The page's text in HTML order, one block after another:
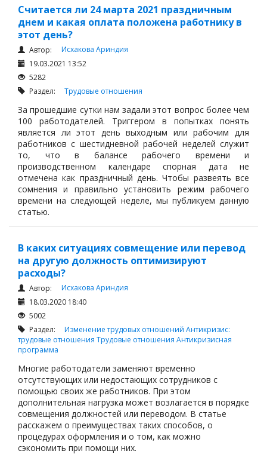
Считается ли 24 марта 2021 праздничным
днем и какая оплата положена работнику в
этот день?
Автор:
Исхакова Ариндия
19.03.2021 13:52
5282
Раздел: Трудовые отношения
За прошедшие сутки нам задали этот вопрос более чем
100 работодателей. Триггером в попытках понять
является ли этот день выходным или рабочим для
работников с шестидневной рабочей неделей служит
то, что в балансе рабочего времени и
производственном календаре спорная дата не
отмечена как праздничный день. Чтобы развеять все
сомнения и правильно установить режим рабочего
времени на следующей неделе, мы публикуем данную
статью.
В каких ситуациях совмещение или перевод
на другую должность оптимизируют
расходы?
Автор:
Исхакова Ариндия
18.03.2020 18:40
5002
Раздел: Изменение трудовых отношений Антикризис:
трудовые отношения Трудовые отношения Антикризисная
программа
Многие работодатели заменяют временно
отсутствующих или недостающих сотрудников с
помощью своих же работников. При этом
дополнительная нагрузка может возлагается в порядке
совмещения должностей или переводом. В статье
расскажем о преимуществах таких способов, о
процедурах оформления и о том, как можно
сэкономить при помощи них.